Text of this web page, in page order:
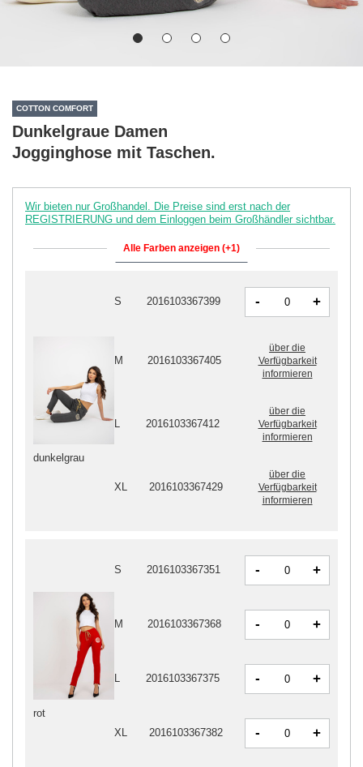
COTTON COMFORT
Dunkelgraue Damen
Jogginghose mit Taschen.
Wir bieten nur Großhandel. Die Preise sind erst nach der
REGISTRIERUNG und dem Einloggen beim Großhändler sichtbar.
Alle Farben anzeigen (+1)
rot
S 2016103367351 - +
M 2016103367368 - +
L 2016103367375 - +
XL 2016103367382 - +
dunkelgrau
S 2016103367399 - +
M 2016103367405
über die
Verfügbarkeit
informieren
2016103367412
über die
Verfügbarkeit
informieren
XL 2016103367429
über die
Verfügbarkeit
informieren